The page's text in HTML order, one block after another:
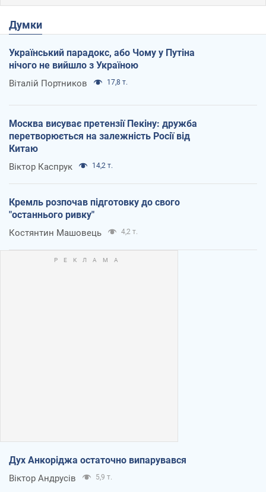
Думки
Український парадокс, або Чому у Путіна
нічого не вийшло з Україною
Віталій Портников 17,8 т.
Москва висуває претензії Пекіну: дружба
перетворюється на залежність Росії від
Китаю
Віктор Каспрук 14,2 т.
Кремль розпочав підготовку до свого
"останнього ривку"
Костянтин Машовець 4,2 т.
Дух Анкоріджа остаточно випарувався
Віктор Андрусів 5,9 т.